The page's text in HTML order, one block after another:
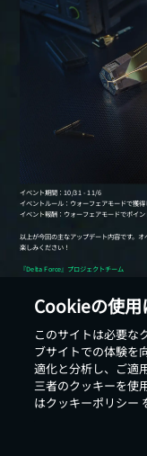
Cookieの使用
このサイトは必要な
ブサイトでの体験を
適化と分析し、ご適
三者のクッキーを使
はクッキーポリシー